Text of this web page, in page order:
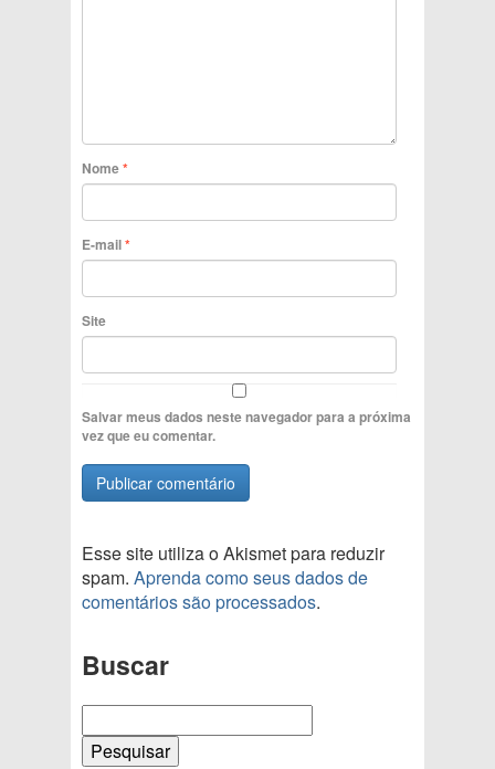
Nome*
E-mail*
Site
Salvar meus dados neste navegador para a próxima
vez que eu comentar.
Esse site utiliza o Akismet para reduzir
spam. Aprenda como seus dados de
comentários são processados.
Buscar